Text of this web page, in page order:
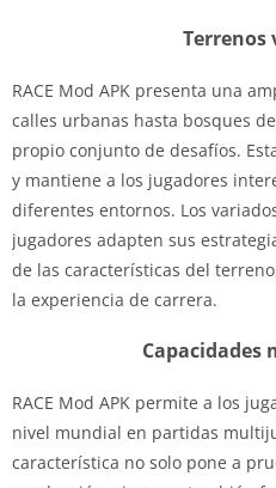
Terrenos
RACE Mod APK presenta una
calles urbanas hasta bosques
propio conjunto de desafíos.
y mantiene a los jugadores
diferentes entornos. Los
jugadores adapten sus
de las características del
la experiencia de carrera.
RACE Mod APK permite a los
nivel mundial en partidas
característica no solo pone a